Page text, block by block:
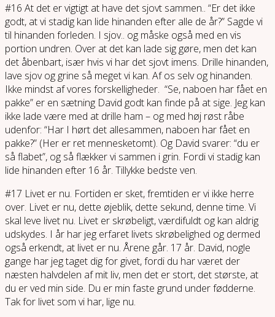
#16 At det er vigtigt at have det sjovt sammen.. “Er det ikke
godt, at vi stadig kan lide hinanden efter alle de år?” Sagde vi
til hinanden forleden. I sjov.. og måske også med en vis
portion undren. Over at det kan lade sig gøre, men det kan
det åbenbart, især hvis vi har det sjovt imens. Drille hinanden,
lave sjov og grine så meget vi kan. Af os selv og hinanden.
Ikke mindst af vores forskelligheder. “Se, naboen har fået en
pakke” er en sætning David godt kan finde på at sige. Jeg kan
ikke lade være med at drille ham – og med høj røst råbe
udenfor: “Har I hørt det allesammen, naboen har fået en
pakke?” (Her er ret mennesketomt). Og David svarer: “du er
så flabet”, og så flækker vi sammen i grin. Fordi vi stadig kan
lide hinanden efter 16 år. Tillykke bedste ven.
#17 Livet er nu. Fortiden er sket, fremtiden er vi ikke herre
over. Livet er nu, dette øjeblik, dette sekund, denne time. Vi
skal leve livet nu. Livet er skrøbeligt, værdifuldt og kan aldrig
udskydes. I år har jeg erfaret livets skrøbelighed og dermed
også erkendt, at livet er nu. Årene går. 17 år. David, nogle
gange har jeg taget dig for givet, fordi du har været der
næsten halvdelen af mit liv, men det er stort, det største, at
du er ved min side. Du er min faste grund under fødderne.
Tak for livet som vi har, lige nu.